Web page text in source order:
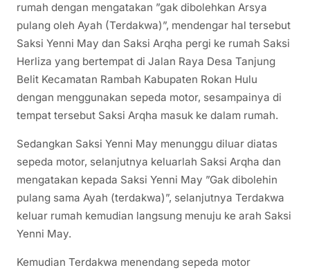
rumah dengan mengatakan ”gak dibolehkan Arsya
pulang oleh Ayah (Terdakwa)”, mendengar hal tersebut
Saksi Yenni May dan Saksi Arqha pergi ke rumah Saksi
Herliza yang bertempat di Jalan Raya Desa Tanjung
Belit Kecamatan Rambah Kabupaten Rokan Hulu
dengan menggunakan sepeda motor, sesampainya di
tempat tersebut Saksi Arqha masuk ke dalam rumah.
Sedangkan Saksi Yenni May menunggu diluar diatas
sepeda motor, selanjutnya keluarlah Saksi Arqha dan
mengatakan kepada Saksi Yenni May ”Gak dibolehin
pulang sama Ayah (terdakwa)”, selanjutnya Terdakwa
keluar rumah kemudian langsung menuju ke arah Saksi
Yenni May.
Kemudian Terdakwa menendang sepeda motor